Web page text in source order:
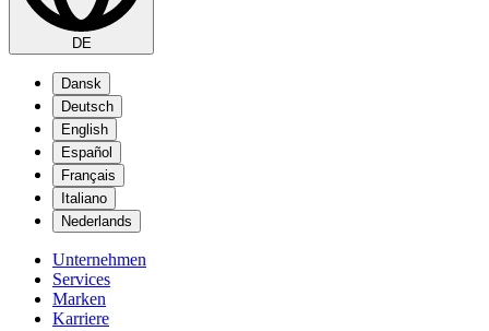
DE
Dansk
Deutsch
English
Español
Français
Italiano
Nederlands
Unternehmen
Services
Marken
Karriere